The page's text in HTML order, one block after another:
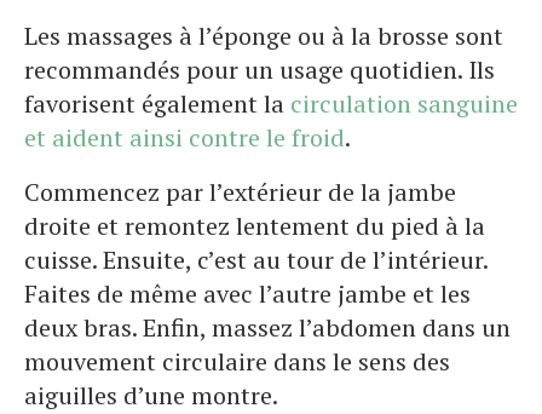
Les massages à l’éponge ou à la brosse sont
recommandés pour un usage quotidien. Ils
favorisent également la circulation sanguine
et aident ainsi contre le froid.
Commencez par l’extérieur de la jambe
droite et remontez lentement du pied à la
cuisse. Ensuite, c’est au tour de l’intérieur.
Faites de même avec l’autre jambe et les
deux bras. Enfin, massez l’abdomen dans un
mouvement circulaire dans le sens des
aiguilles d’une montre.